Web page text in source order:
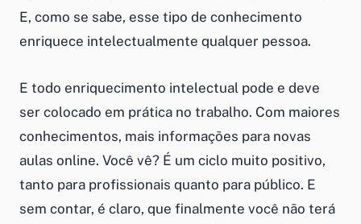
E, como se sabe, esse tipo de conhecimento
enriquece intelectualmente qualquer pessoa.
E todo enriquecimento intelectual pode e deve
ser colocado em prática no trabalho. Com maiores
conhecimentos, mais informações para novas
aulas online. Você vê? É um ciclo muito positivo,
tanto para profissionais quanto para público. E
sem contar, é claro, que finalmente você não terá